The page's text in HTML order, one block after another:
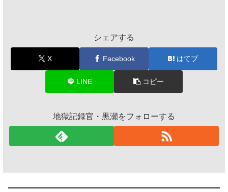
シェアする
X Facebook はてブ
LINE コピー
地獄記録官・黒瀬をフォローする